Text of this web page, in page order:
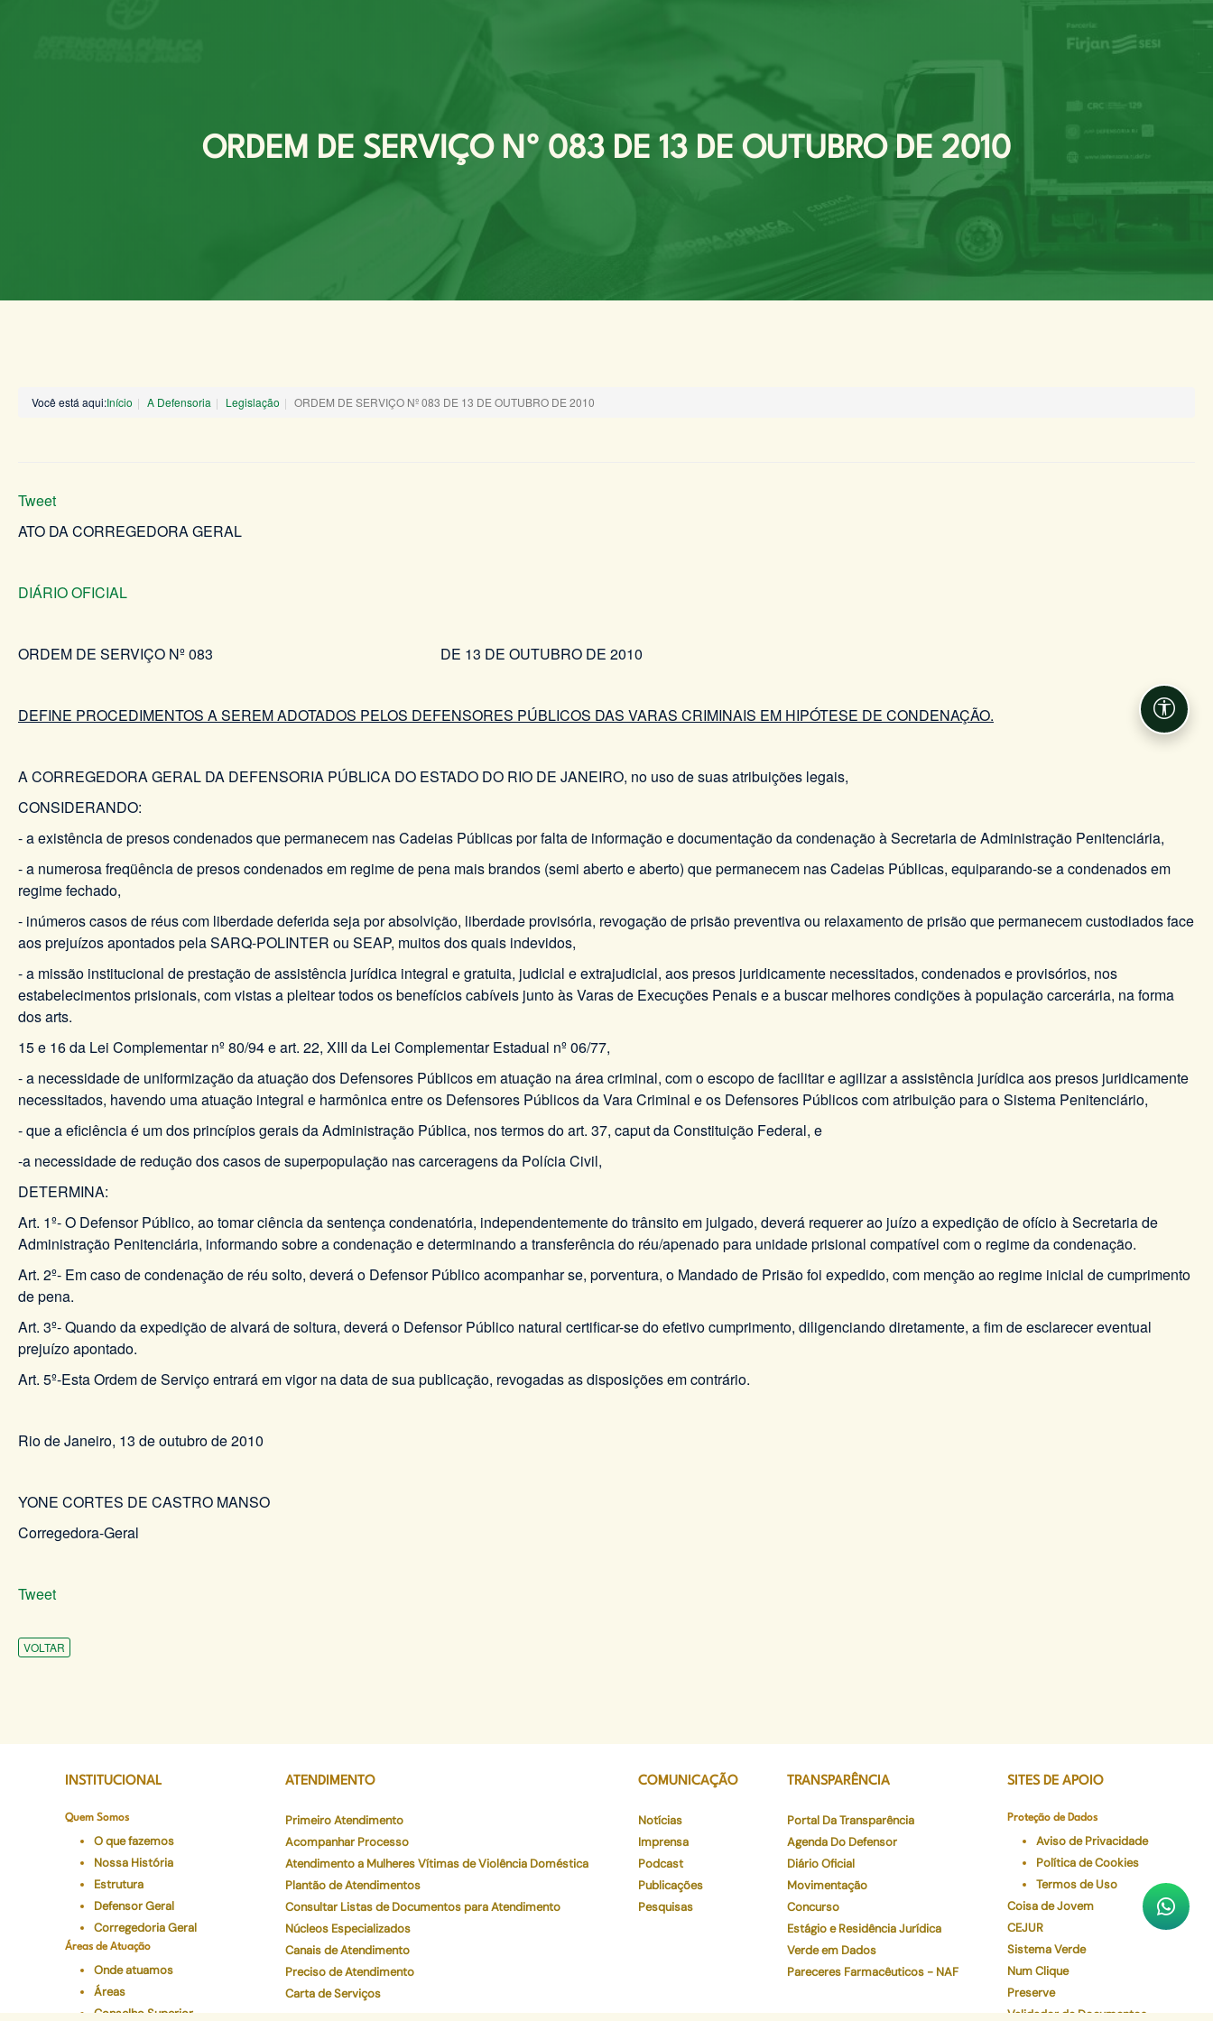
ORDEM DE SERVIÇO Nº 083 DE 13 DE OUTUBRO DE 2010
Você está aqui:Início A Defensoria Legislação ORDEM DE SERVIÇO Nº 083 DE 13 DE OUTUBRO DE 2010
Tweet
ATO DA CORREGEDORA GERAL
DIÁRIO OFICIAL
ORDEM DE SERVIÇO Nº 083 DE 13 DE OUTUBRO DE 2010
DEFINE PROCEDIMENTOS A SEREM ADOTADOS PELOS DEFENSORES PÚBLICOS DAS VARAS CRIMINAIS EM HIPÓTESE DE CONDENAÇÃO.
A CORREGEDORA GERAL DA DEFENSORIA PÚBLICA DO ESTADO DO RIO DE JANEIRO, no uso de suas atribuições legais,
CONSIDERANDO:
- a existência de presos condenados que permanecem nas Cadeias Públicas por falta de informação e documentação da condenação à Secretaria de Administração Penitenciária,
- a numerosa freqüência de presos condenados em regime de pena mais brandos (semi aberto e aberto) que permanecem nas Cadeias Públicas, equiparando-se a condenados em
regime fechado,
- inúmeros casos de réus com liberdade deferida seja por absolvição, liberdade provisória, revogação de prisão preventiva ou relaxamento de prisão que permanecem custodiados face
aos prejuízos apontados pela SARQ-POLINTER ou SEAP, muitos dos quais indevidos,
- a missão institucional de prestação de assistência jurídica integral e gratuita, judicial e extrajudicial, aos presos juridicamente necessitados, condenados e provisórios, nos
estabelecimentos prisionais, com vistas a pleitear todos os benefícios cabíveis junto às Varas de Execuções Penais e a buscar melhores condições à população carcerária, na forma
dos arts.
15 e 16 da Lei Complementar nº 80/94 e art. 22, XIII da Lei Complementar Estadual nº 06/77,
- a necessidade de uniformização da atuação dos Defensores Públicos em atuação na área criminal, com o escopo de facilitar e agilizar a assistência jurídica aos presos juridicamente
necessitados, havendo uma atuação integral e harmônica entre os Defensores Públicos da Vara Criminal e os Defensores Públicos com atribuição para o Sistema Penitenciário,
- que a eficiência é um dos princípios gerais da Administração Pública, nos termos do art. 37, caput da Constituição Federal, e
-a necessidade de redução dos casos de superpopulação nas carceragens da Polícia Civil,
DETERMINA:
Art. 1º- O Defensor Público, ao tomar ciência da sentença condenatória, independentemente do trânsito em julgado, deverá requerer ao juízo a expedição de ofício à Secretaria de
Administração Penitenciária, informando sobre a condenação e determinando a transferência do réu/apenado para unidade prisional compatível com o regime da condenação.
Art. 2º- Em caso de condenação de réu solto, deverá o Defensor Público acompanhar se, porventura, o Mandado de Prisão foi expedido, com menção ao regime inicial de cumprimento
de pena.
Art. 3º- Quando da expedição de alvará de soltura, deverá o Defensor Público natural certificar-se do efetivo cumprimento, diligenciando diretamente, a fim de esclarecer eventual
prejuízo apontado.
Art. 5º-Esta Ordem de Serviço entrará em vigor na data de sua publicação, revogadas as disposições em contrário.
Rio de Janeiro, 13 de outubro de 2010
YONE CORTES DE CASTRO MANSO
Corregedora-Geral
Tweet
VOLTAR
INSTITUCIONAL
Quem Somos
O que fazemos
Nossa História
Estrutura
Defensor Geral
Corregedoria Geral
Áreas de Atuação
Onde atuamos
Áreas
Conselho Superior
ATENDIMENTO
Primeiro Atendimento
Acompanhar Processo
Atendimento a Mulheres Vítimas de Violência Doméstica
Plantão de Atendimentos
Consultar Listas de Documentos para Atendimento
Núcleos Especializados
Canais de Atendimento
Preciso de Atendimento
Carta de Serviços
COMUNICAÇÃO
Notícias
Imprensa
Podcast
Publicações
Pesquisas
TRANSPARÊNCIA
Portal Da Transparência
Agenda Do Defensor
Diário Oficial
Movimentação
Concurso
Estágio e Residência Jurídica
Verde em Dados
Pareceres Farmacêuticos - NAF
SITES DE APOIO
Proteção de Dados
Aviso de Privacidade
Política de Cookies
Termos de Uso
Coisa de Jovem
CEJUR
Sistema Verde
Num Clique
Preserve
Validador de Documentos